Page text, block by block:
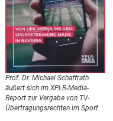
Prof. Dr. Michael Schaffrath
äußert sich im XPLR-Media-
Report zur Vergabe von TV-
Übertragungsrechten im Sport